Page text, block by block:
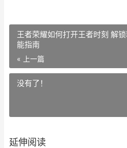
王者荣耀如何打开王者时刻 解
能指南
« 上一篇
没有了！
延伸阅读